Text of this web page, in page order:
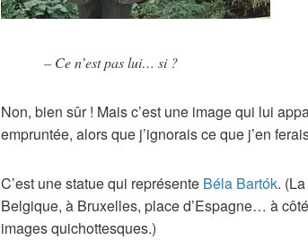
– Ce n’est pas lui… si ?
Non, bien sûr ! Mais c’est une image qui lui
empruntée, alors que j’ignorais ce que j’en
C’est une statue qui représente Béla Bartók.
Belgique, à Bruxelles, place d’Espagne… à côté
images quichottesques.)